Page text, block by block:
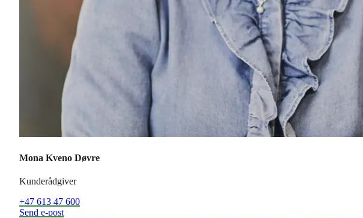
Mona Kveno Døvre
Kunderådgiver
+47 613 47 600
Send e-post